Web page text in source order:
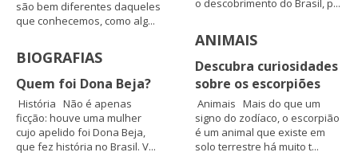
são bem diferentes daqueles
que conhecemos, como alg...
BIOGRAFIAS
Quem foi Dona Beja?
História Não é apenas
ficção: houve uma mulher
cujo apelido foi Dona Beja,
que fez história no Brasil. V...
o descobrimento do Brasil, p...
ANIMAIS
Descubra curiosidades
sobre os escorpiões
Animais Mais do que um
signo do zodíaco, o escorpião
é um animal que existe em
solo terrestre há muito t...